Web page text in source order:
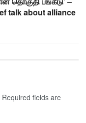
talk about alliance
Required fields are